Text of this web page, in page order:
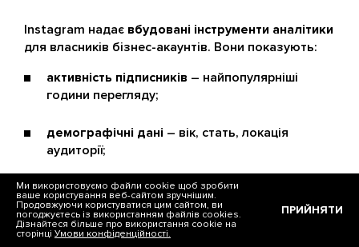
Ми використовуємо файли cookie щоб зробити
ваше користування веб-сайтом зручнішим.
Продовжуючи користуватися цим сайтом, ви
погоджуєтесь із використанням файлів cookies.
Дізнайтеся більше про використання cookie на
сторінці Умови конфіденційності.
ПРИЙНЯТИ
Instagram надає вбудовані інструменти аналітики
для власників бізнес-акаунтів. Вони показують:
активність підписників – найпопулярніші
години перегляду;
демографічні дані – вік, стать, локація
аудиторії;
взаємодію з контентом– реакції, переходи,
збереження.
Такий аналіз допомагає бізнесу не лише